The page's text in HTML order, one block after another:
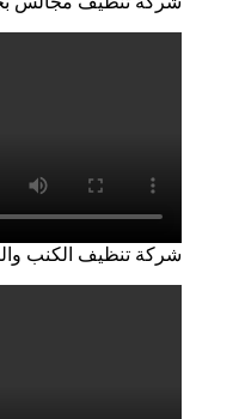
شركة تنظيف الكنب